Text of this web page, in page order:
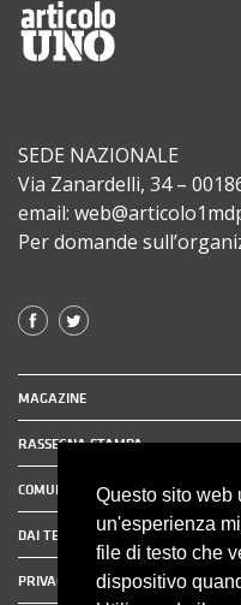
SEDE NAZIONALE
Via Zanardelli, 34 –
email:
Per domande
MAGAZINE
RASSEGNA STAMPA
COMUNICATI STAMPA
DAI TERRITORI
PRIVACY POLICY
Questo sito web
un'esperienza
file di testo che
dispositivo